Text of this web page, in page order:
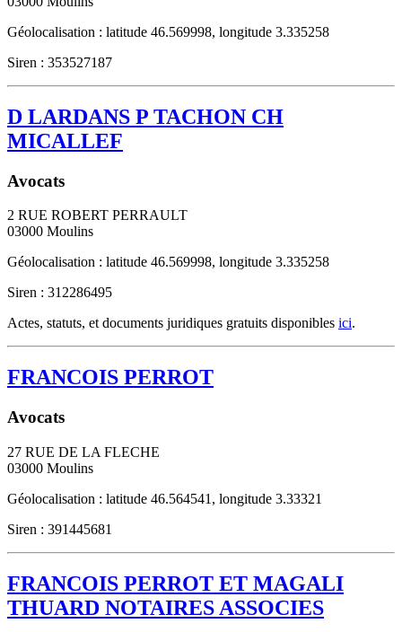
Géolocalisation : latitude 46.569998, longitude 3.335258
Siren : 353527187
D LARDANS P TACHON CH
MICALLEF
Avocats
2 RUE ROBERT PERRAULT
03000 Moulins
Géolocalisation : latitude 46.569998, longitude 3.335258
Siren : 312286495
Actes, statuts, et documents juridiques gratuits disponibles ici.
FRANCOIS PERROT
Avocats
27 RUE DE LA FLECHE
03000 Moulins
Géolocalisation : latitude 46.564541, longitude 3.33321
Siren : 391445681
FRANCOIS PERROT ET MAGALI
THUARD NOTAIRES ASSOCIES